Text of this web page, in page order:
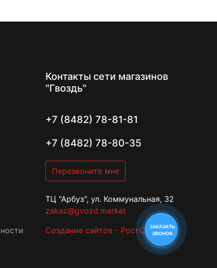
Контакты сети магазинов
"Гвоздь"
+7 (8482) 78-81-81
+7 (8482) 78-80-35
Перезвоните мне
ТЦ "Арбуз", ул. Коммунальная, 32
zakaz@gvozd.market
Создание сайтов - РостСайтЗАКАЗАТЬ
ЗВОНОК